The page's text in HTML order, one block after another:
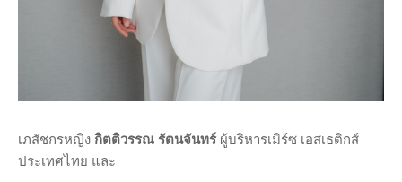
เภสัชกรหญิง กิตติวรรณ รัตนจันทร์ ผู้บริหารเมิร์ซ เอสเธติกส์
ประเทศไทย และ